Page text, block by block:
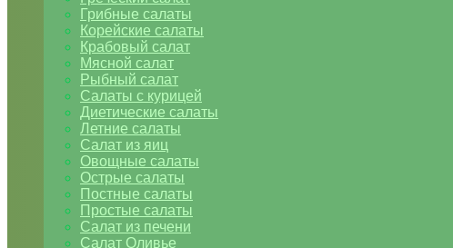
Грибные салаты
Корейские салаты
Крабовый салат
Мясной салат
Рыбный салат
Салаты с курицей
Диетические салаты
Летние салаты
Салат из яиц
Овощные салаты
Острые салаты
Постные салаты
Простые салаты
Салат из печени
Салат Оливье